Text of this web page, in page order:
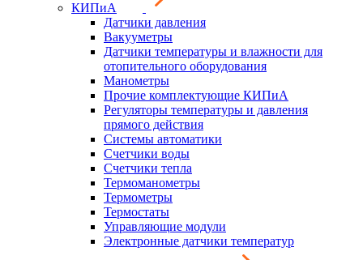
КИПиА
Датчики давления
Вакууметры
Датчики температуры и влажности для
отопительного оборудования
Манометры
Прочие комплектующие КИПиА
Регуляторы температуры и давления
прямого действия
Системы автоматики
Счетчики воды
Счетчики тепла
Термоманометры
Термометры
Термостаты
Управляющие модули
Электронные датчики температур